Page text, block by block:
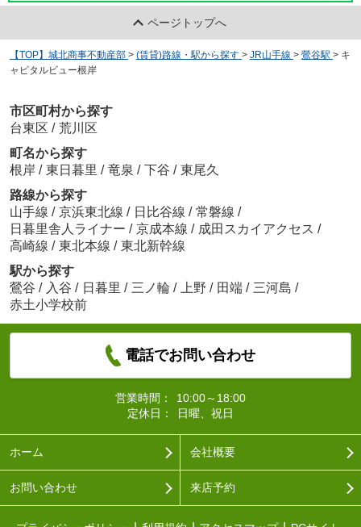
ページトップへ
【TOP】城北商事不動産部 > (賃貸)路線・駅から探す > JR山手線 > 鶯谷駅 > キ
ャピタルビュー根岸
市区町村から探す
台東区 / 荒川区
町名から探す
根岸 / 東日暮里 / 竜泉 / 下谷 / 東尾久
路線から探す
山手線 / 京浜東北線 / 日比谷線 / 常磐線 /
日暮里舎人ライナー / 京成本線 / 成田スカイアクセス /
高崎線 / 東北本線 / 東北新幹線
駅から探す
鶯谷 / 入谷 / 日暮里 / 三ノ輪 / 上野 / 田端 / 三河島 /
赤土小学校前
電話でお問い合わせ
営業時間：
10:00～18:00
定休日：
日曜、祝日
ホーム 会社概要
お問い合わせ 来店予約